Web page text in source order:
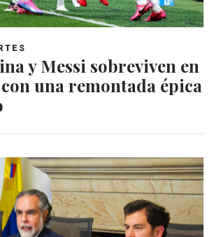
y Messi sobreviven en
una remontada épica